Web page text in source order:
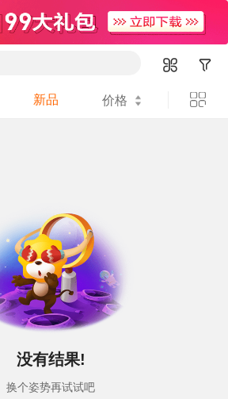
新品 价格
没有结果!
换个姿势再试试吧